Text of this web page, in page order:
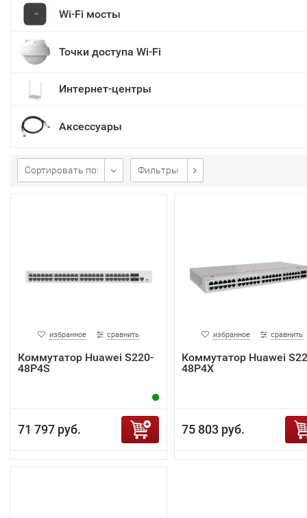
Wi-Fi мосты
Точки доступа Wi-Fi
Интернет-центры
Аксессуары
Сортировать по: Фильтры
избранное сравнить
Коммутатор Huawei S220-
48P4S
71 797 руб.
избранное сравнить
Коммутатор Huawei
48P4X
75 803 руб.